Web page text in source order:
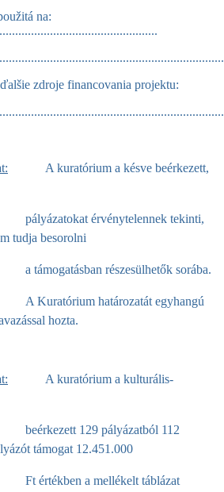
na:
zdroje financovania projektu:
A kuratórium a késve beérkezett,
pályázatokat érvénytelennek tekinti,
tudja besorolni
a támogatásban részesülhetők sorába.
A Kuratórium határozatát egyhangú
hozta.
A kuratórium a kulturális-
beérkezett 129 pályázatból 112
támogat 12.451.000
Ft értékben a mellékelt táblázat